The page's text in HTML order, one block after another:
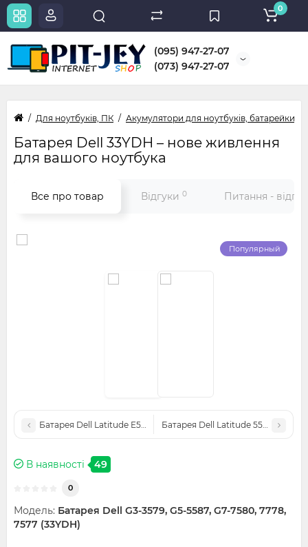
(095) 947-27-07
(073) 947-27-07
0
Для ноутбуків, ПК Акумулятори для ноутбуків, батарейки
Батарея Dell 33YDH – нове живлення
для вашого ноутбука
Все про товар Відгуки 0 Питання -
Популярный
Батарея Dell Latitude E5250, E5450, E5550 (G5M10) 7.4V 51Wh
Батарея Dell Latitude 5520, 5420,
В наявності 49
0
Модель: Батарея Dell G3-3579, G5-5587, G7-7580, 7778,
7577 (33YDH)